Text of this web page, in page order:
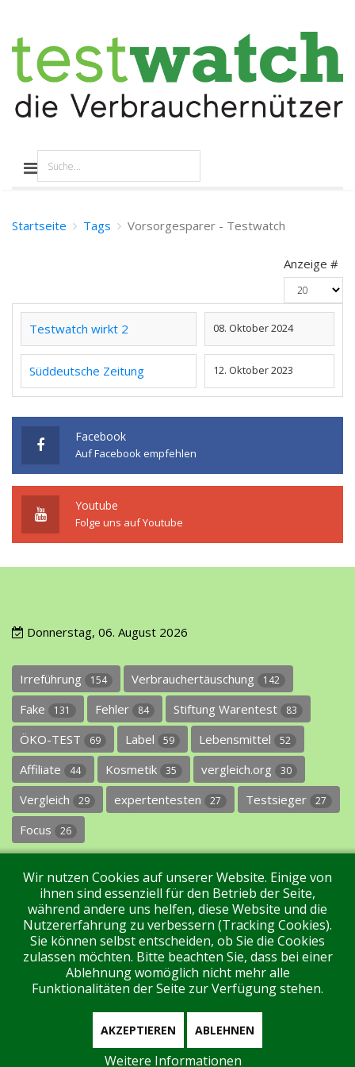
Startseite Tags Vorsorgesparer - Testwatch
Anzeige #
Testwatch wirkt 2 08. Oktober 2024
Süddeutsche Zeitung 12. Oktober 2023
Facebook
Auf Facebook empfehlen
Youtube
Folge uns auf Youtube
Donnerstag, 06. August 2026
Irreführung 154 Verbrauchertäuschung 142
Fake 131 Fehler 84 Stiftung Warentest 83
ÖKO-TEST 69 Label 59 Lebensmittel 52
Affiliate 44 Kosmetik 35 vergleich.org 30
Vergleich 29 expertentesten 27 Testsieger 27
Focus 26
Impressum Datenschutz Über uns Kontakt
Tags Unterstützen Sie uns! Login
Aktuell sind 123 Gäste und keine Mitglieder online
Wir nutzen Cookies auf unserer Website. Einige von
ihnen sind essenziell für den Betrieb der Seite,
während andere uns helfen, diese Website und die
Nutzererfahrung zu verbessern (Tracking Cookies).
Sie können selbst entscheiden, ob Sie die Cookies
zulassen möchten. Bitte beachten Sie, dass bei einer
Ablehnung womöglich nicht mehr alle
Funktionalitäten der Seite zur Verfügung stehen.
AKZEPTIEREN ABLEHNEN
Weitere Informationen